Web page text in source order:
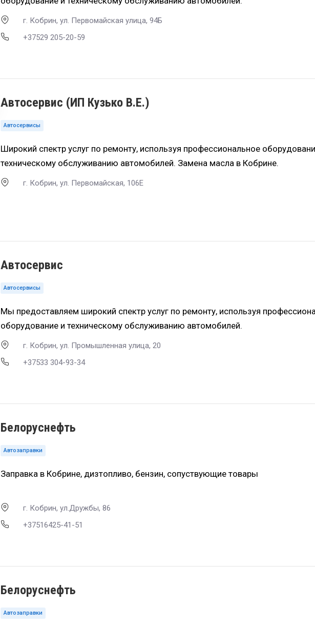
г. Кобрин, ул. Первомайская улица, 94Б
+37529 205-20-59
Автосервис (ИП Кузько В.Е.)
Автосервисы
Широкий спектр услуг по ремонту, используя профессиональное
техническому обслуживанию автомобилей. Замена масла в Кобрине.
г. Кобрин, ул. Первомайская, 106Е
Автосервис
Автосервисы
Мы предоставляем широкий спектр услуг по ремонту, используя
оборудование и техническому обслуживанию автомобилей.
г. Кобрин, ул. Промышленная улица, 20
+37533 304-93-34
Белоруснефть
Автозаправки
Заправка в Кобрине, дизтопливо, бензин, сопуствующие товары
г. Кобрин, ул.Дружбы, 86
+37516425-41-51
Белоруснефть
Автозаправки